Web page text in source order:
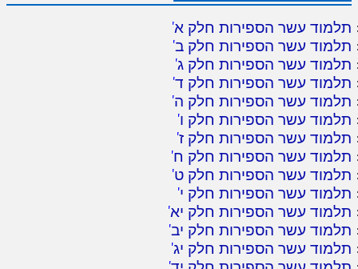
תלמוד עשר הספירות חלק א'
תלמוד עשר הספירות חלק ב'
תלמוד עשר הספירות חלק ג'
תלמוד עשר הספירות חלק ד'
תלמוד עשר הספירות חלק ה'
תלמוד עשר הספירות חלק ו'
תלמוד עשר הספירות חלק ז'
תלמוד עשר הספירות חלק ח'
תלמוד עשר הספירות חלק ט'
תלמוד עשר הספירות חלק י'
תלמוד עשר הספירות חלק יא'
תלמוד עשר הספירות חלק יב'
תלמוד עשר הספירות חלק יג'